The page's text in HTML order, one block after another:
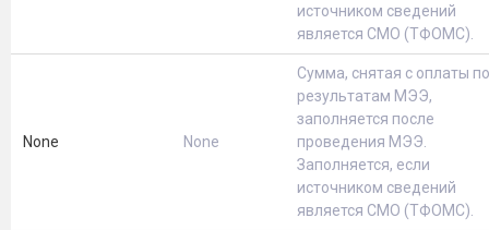
источником сведений
является СМО (ТФОМС).
None None
Сумма, снятая с оплаты по
результатам МЭЭ,
заполняется после
проведения МЭЭ.
Заполняется, если
источником сведений
является СМО (ТФОМС).